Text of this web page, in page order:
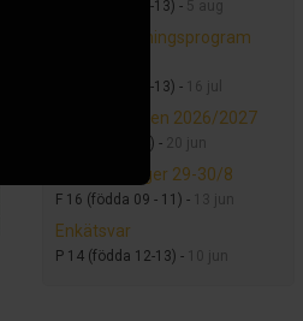
F 14 (födda 12-13) - 5 aug
Sommarträningsprogram
F 14 (födda 12-13) - 16 jul
Inför säsongen 2026/2027
F 12 (födda 14) - 20 jun
Uppstartsläger 29-30/8
F 16 (födda 09 - 11) - 13 jun
Enkätsvar
P 14 (födda 12-13) - 10 jun